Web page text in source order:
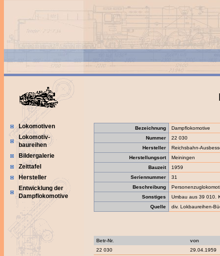
Lokomotiven
Lokomotiv-
baureihen
Bildergalerie
Zeittafel
Hersteller
Entwicklung der
Dampflokomotive
Bezeichnung
Dampflokomotive
Nummer
22 030
Hersteller
Reichsbahn-
Herstellungsort
Meiningen
Bauzeit
1959
Seriennummer
31
Beschreibung
Sonstiges
Umbau aus 39 010.
Quelle
div. Lokbaureihen-
Betr-Nr.
von
22 030
29.04.1959